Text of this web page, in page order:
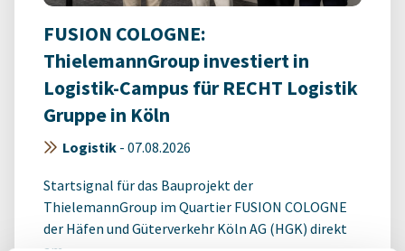
FUSION COLOGNE:
ThielemannGroup investiert in
Logistik-Campus für RECHT Logistik
Gruppe in Köln
Logistik - 07.08.2026
Startsignal für das Bauprojekt der
ThielemannGroup im Quartier FUSION COLOGNE
der Häfen und Güterverkehr Köln AG (HGK) direkt